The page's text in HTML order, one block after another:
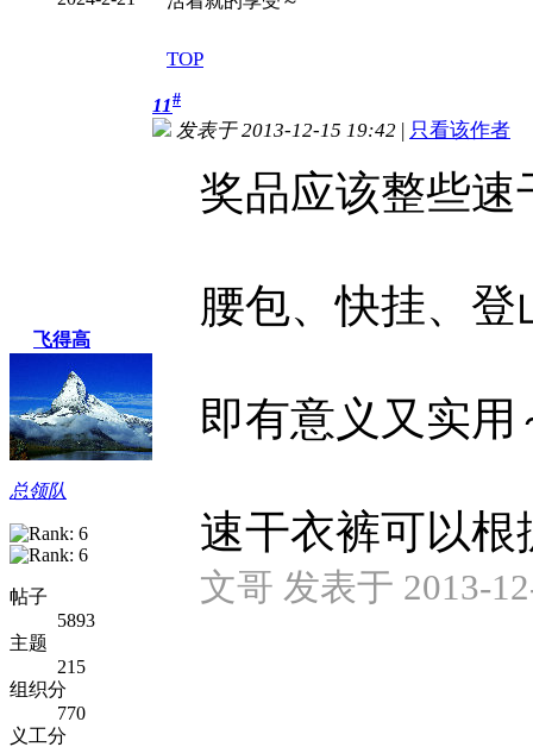
TOP
飞得高
总领队
帖子
5893
主题
215
组织分
770
义工分
11#
发表于 2013-12-15 19:42 | 只看该作者
奖品应该整些速
腰包、快挂、
即有意义又实用
速干衣裤可以根
文哥 发表于 2013-